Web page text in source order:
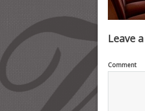
Leave
Comment